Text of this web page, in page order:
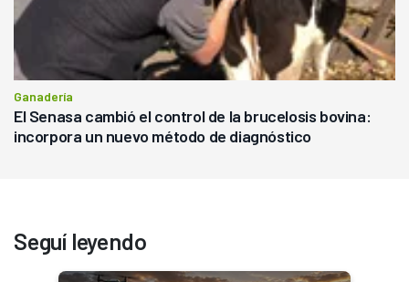
Ganadería
El Senasa cambió el control de la brucelosis bovina:
incorpora un nuevo método de diagnóstico
Seguí leyendo